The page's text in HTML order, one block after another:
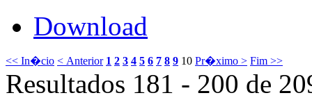
Download
<< In�cio < Anterior 1 2 3 4 5 6 7 8 9 10 Pr�ximo > Fim >>
Resultados 181 - 200 de